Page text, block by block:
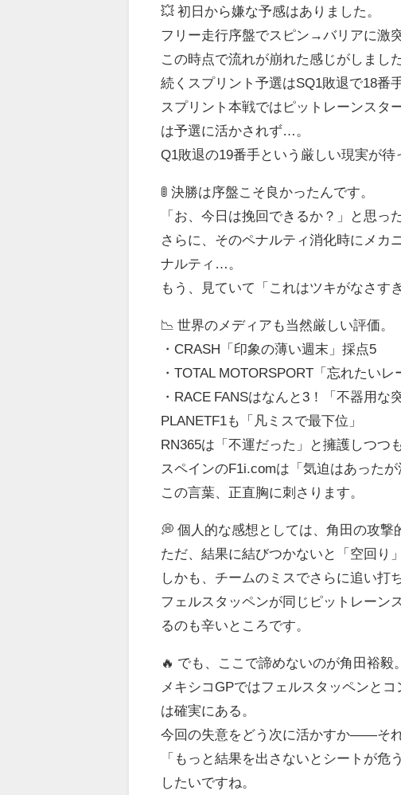
💥 初日から嫌な予感はありました。
フリー走行序盤でスピン→バリアに激
この時点で流れが崩れた感じがしました
続くスプリント予選はSQ1敗退で18番手
スプリント本戦ではピットレーンスタ
は予選に活かされず…。
Q1敗退の19番手という厳しい現実が待
🚦 決勝は序盤こそ良かったんです。
「お、今日は挽回できるか？」と思っ
さらに、そのペナルティ消化時にメカ
ナルティ…。
もう、見ていて「これはツキがなさす
📉 世界のメディアも当然厳しい評価。
・CRASH「印象の薄い週末」採点5
・TOTAL MOTORSPORT「忘れたいレ
・RACE FANSはなんと3！「不器用な
PLANETF1も「凡ミスで最下位」
RN365は「不運だった」と擁護しつつ
スペインのF1i.comは「気迫はあった
この言葉、正直胸に刺さります。
💭 個人的な感想としては、角田の攻撃
ただ、結果に結びつかないと「空回り
しかも、チームのミスでさらに追い打
フェルスタッペンが同じピットレーン
るのも辛いところです。
🔥 でも、ここで諦めないのが角田裕毅。
メキシコGPではフェルスタッペンと
は確実にある。
今回の失意をどう次に活かすか――そ
「もっと結果を出さないとシートが
したいですね。